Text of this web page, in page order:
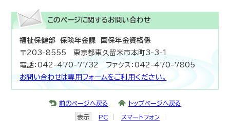
このページに関するお問い合わせ
福祉保健部 保険年金課 国保年金資格係
〒203-8555 東京都東久留米市本町3-3-1
電話：042-470-7732 ファクス：042-470-7805
お問い合わせは専用フォームをご利用ください。
前のページへ戻る トップページへ戻る
表示 PC スマートフォン